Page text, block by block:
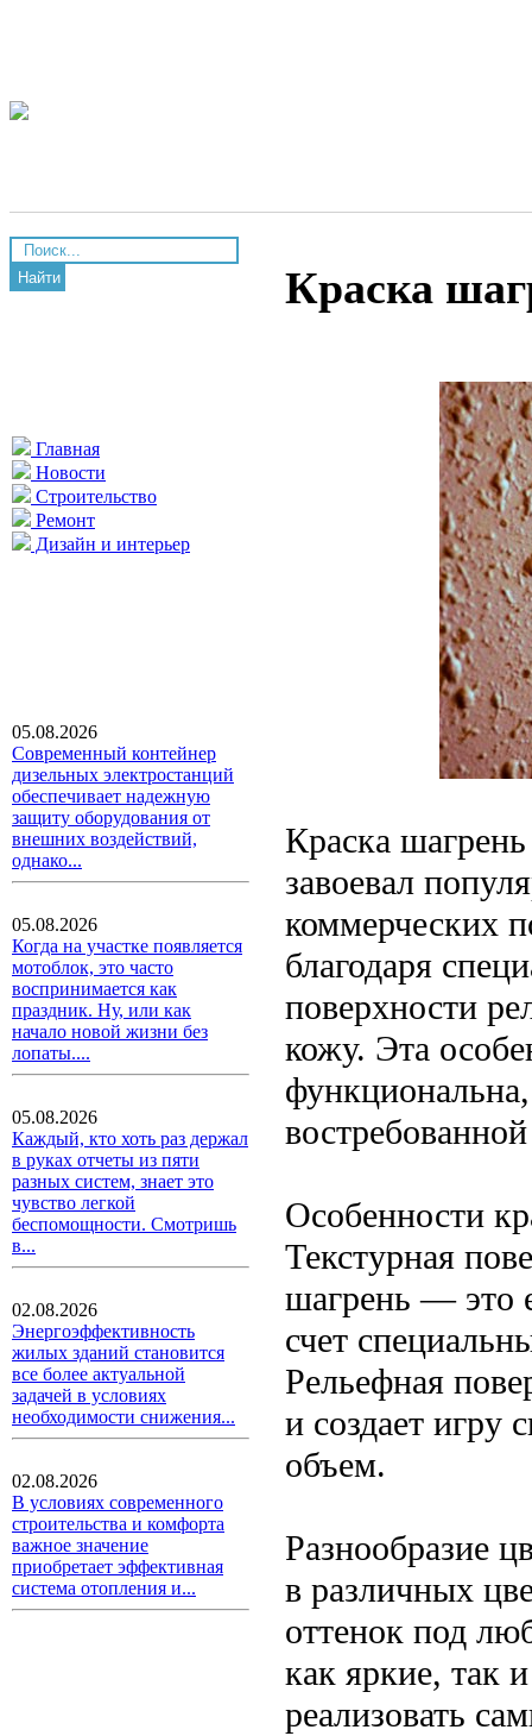
Найти
Главная
Новости
Строительство
Ремонт
Дизайн и интерьер
05.08.2026
Современный контейнер
дизельных электростанций
обеспечивает надежную
защиту оборудования от
внешних воздействий,
однако...
05.08.2026
Когда на участке появляется
мотоблок, это часто
воспринимается как
праздник. Ну, или как
начало новой жизни без
лопаты....
05.08.2026
Каждый, кто хоть раз держал
в руках отчеты из пяти
разных систем, знает это
чувство легкой
беспомощности. Смотришь
в...
02.08.2026
Энергоэффективность
жилых зданий становится
все более актуальной
задачей в условиях
необходимости снижения...
02.08.2026
В условиях современного
строительства и комфорта
важное значение
приобретает эффективная
система отопления и...
Краска
Краска
завоевал
коммерческих
благодаря
поверхности
кожу. Эта
Особенности
Текстурная
шагрень — это
счет
Рельефная
и создает игру
объем.
Разнообразие
в различных
оттенок под
как яркие, так
реализовать